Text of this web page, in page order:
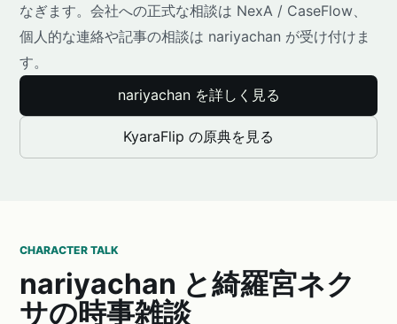
なぎます。会社への正式な相談は NexA / CaseFlow、
個人的な連絡や記事の相談は nariyachan が受け付けま
す。
nariyachan を詳しく見る
KyaraFlip の原典を見る
CHARACTER TALK
nariyachan と綺羅宮ネク
サの時事雑談